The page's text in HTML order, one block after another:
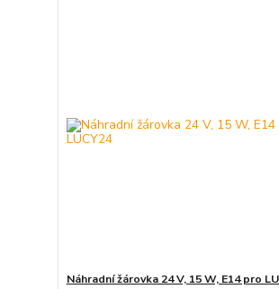
Náhradní žárovka 24 V, 15 W, E14 pro